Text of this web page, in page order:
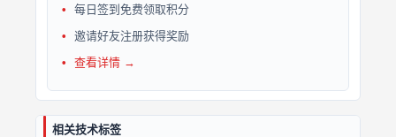
每日签到免费领取积分
邀请好友注册获得奖励
查看详情 →
相关技术标签